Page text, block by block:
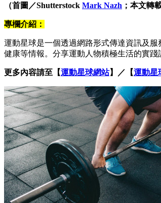
（首圖／Shutterstock Mark Nazh ；本文轉
專欄介紹：
運動星球是一個透過網路形式傳達資訊及
健康等情報。分享運動人物積極生活的實踐
更多內容請至【運動星球網站】／【運動星